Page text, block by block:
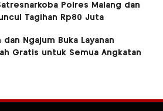
Polres Malang dan
Tagihan Rp80 Juta
dan Ngajum Buka Layanan
Gratis untuk Semua Angkatan